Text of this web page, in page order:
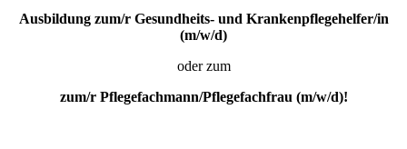
Ausbildung zum/r Gesundheits- und Krankenpflegehelfer/in
(m/w/d)
oder zum
zum/r Pflegefachmann/Pflegefachfrau (m/w/d)!